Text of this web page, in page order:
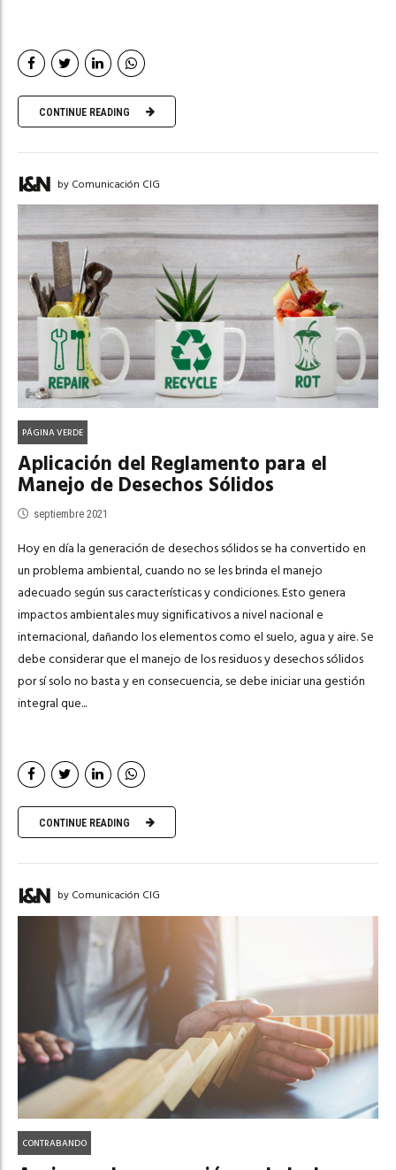
CONTINUE READING
by Comunicación CIG
PÁGINA VERDE
Aplicación del Reglamento para el
Manejo de Desechos Sólidos
septiembre 2021
Hoy en día la generación de desechos sólidos se ha convertido en
un problema ambiental, cuando no se les brinda el manejo
adecuado según sus características y condiciones. Esto genera
impactos ambientales muy significativos a nivel nacional e
internacional, dañando los elementos como el suelo, agua y aire. Se
debe considerar que el manejo de los residuos y desechos sólidos
por sí solo no basta y en consecuencia, se debe iniciar una gestión
integral que...
CONTINUE READING
by Comunicación CIG
CONTRABANDO